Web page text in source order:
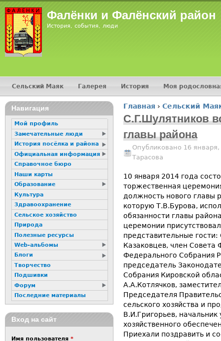
Фалёнки и Фалёнский район
История, события, люди
Вы здесь
Главная › Сельский
С.Г.Шулятников
главы района
Опубликовано 16
Тарасова
10 января 2014 года
торжественная
должность нового главы
которую Т.В.Бурова,
обязанности главы
церемонии
представительные гости:
Казаковцев, член Совета
Федерального Собрания
председатель
Собрания Кировской
А.А.Котлячков,
Председателя
сельского хозяйства и
В.И.Григорьев,
хозяйственного
Приехали поздравить и
Главное меню
Сельский Маяк Галерея История Моя
16+
Навигация
Мой профиль
Замечательные люди
История посёлка и района
Официальная информация
Справочное бюро
Наши карты
Образование
Культура
Здравоохранение
Сельское хозяйство
Природа
Полезные ресурсы
Web-альбомы
Блоги
Творчество
Подшивки
Форум
Последние материалы
Вход на сайт
Имя пользователя *